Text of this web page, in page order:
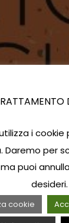
i cookie
Daremo per
puoi
desideri.
cookie